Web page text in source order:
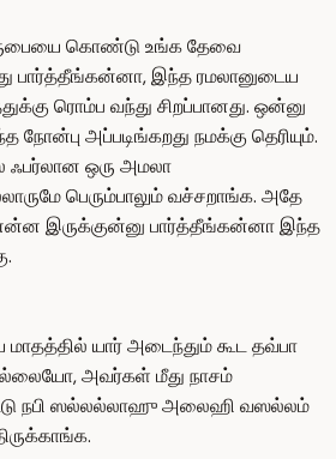
கொண்டு உங்க தேவை
பார்த்தீங்கன்னா, இந்த ரமலானுடைய
ரொம்ப வந்து சிறப்பானது. ஒன்னு
அப்படிங்கறது நமக்கு தெரியும்.
ஃபர்லான ஒரு அமலா
பெரும்பாலும் வச்சறாங்க. அதே
இருக்குன்னு பார்த்தீங்கன்னா இந்த
யார் அடைந்தும் கூட தவ்பா
அவர்கள் மீது நாசம்
நபி ஸல்லல்லாஹு அலைஹி வஸல்லம்